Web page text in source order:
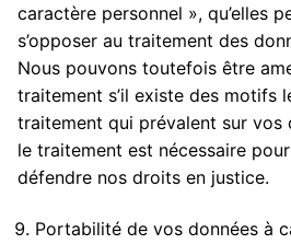
caractère personnel », qu’elles
s’opposer au traitement des
Nous pouvons toutefois être
traitement s’il existe des motifs
traitement qui prévalent sur
le traitement est nécessaire
défendre nos droits en justice.
Portabilité de vos données à